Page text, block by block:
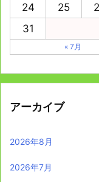
24
25
31
« 7月
アーカイブ
2026年8月
2026年7月